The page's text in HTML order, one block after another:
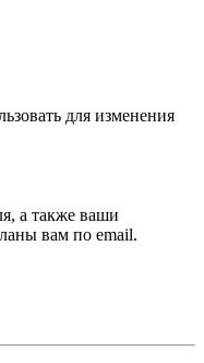
для изменения
а также ваши
вам по email.